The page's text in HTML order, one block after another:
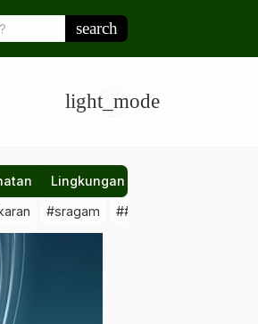
Lebih Sigap, Sekda Soroti Pengawasan
search
light_mode
Lingkungan
#sragam ##sawit #illegal